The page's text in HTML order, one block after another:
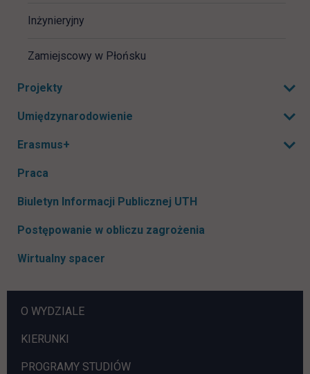
Inżynieryjny
Zamiejscowy w Płońsku
Projekty Rozwiń podmenu
Umiędzynarodowienie Rozwiń podmenu
Erasmus+
Praca
Biuletyn Informacji Publicznej UTH
Postępowanie w obliczu zagrożenia
Wirtualny spacer
POMIŃ
O WYDZIALE
KIERUNKI
PROGRAMY STUDIÓWLINK OTWIERA SIĘ W NOWEJ